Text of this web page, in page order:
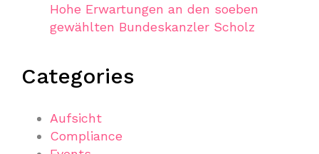
Hohe Erwartungen an den soeben
gewählten Bundeskanzler Scholz
Categories
Aufsicht
Compliance